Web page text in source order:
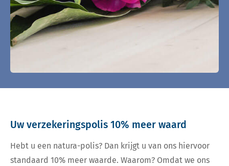
Uw verzekeringspolis 10% meer waard
Hebt u een natura-polis? Dan krijgt u van ons hiervoor
standaard 10% meer waarde. Waarom? Omdat we ons